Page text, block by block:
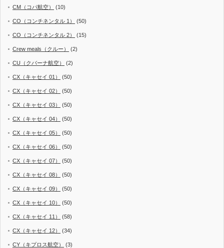
CM（コパ航空） (10)
CO（コンチネンタル 1） (50)
CO（コンチネンタル 2） (15)
Crew meals（クルー） (2)
CU（クバーナ航空） (2)
CX（キャセイ 01） (50)
CX（キャセイ 02） (50)
CX（キャセイ 03） (50)
CX（キャセイ 04） (50)
CX（キャセイ 05） (50)
CX（キャセイ 06） (50)
CX（キャセイ 07） (50)
CX（キャセイ 08） (50)
CX（キャセイ 09） (50)
CX（キャセイ 10） (50)
CX（キャセイ 11） (58)
CX（キャセイ 12） (34)
CY（キプロス航空） (3)